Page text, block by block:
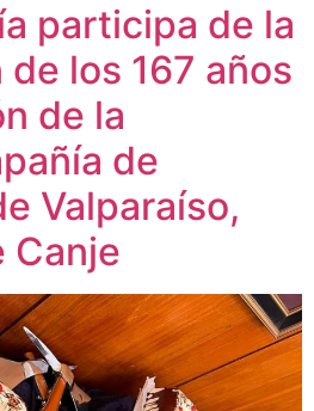
participa de la
los 167 años
de la
de
Valparaíso,
Canje